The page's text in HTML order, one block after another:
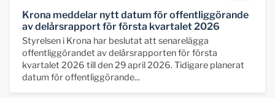
Krona meddelar nytt datum för offentliggörande
av delårsrapport för första kvartalet 2026
Styrelsen i Krona har beslutat att senarelägga
offentliggörandet av delårsrapporten för första
kvartalet 2026 till den 29 april 2026. Tidigare planerat
datum för offentliggörande...